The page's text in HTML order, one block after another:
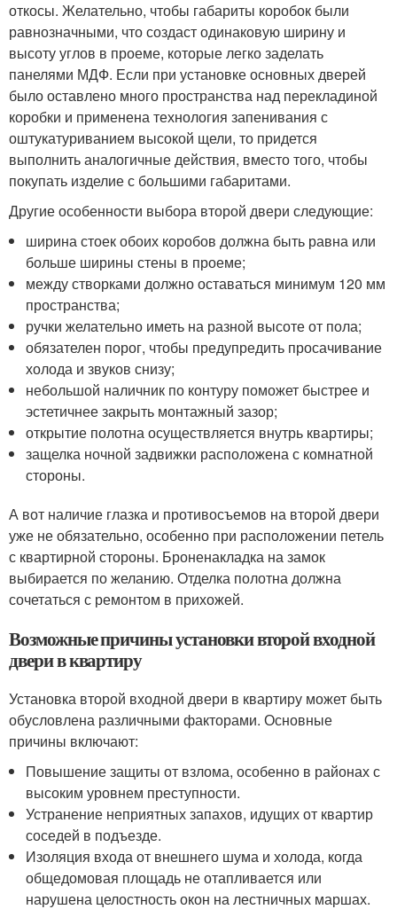
откосы. Желательно, чтобы габариты коробок были
равнозначными, что создаст одинаковую ширину и
высоту углов в проеме, которые легко заделать
панелями МДФ. Если при установке основных дверей
было оставлено много пространства над перекладиной
коробки и применена технология запенивания с
оштукатуриванием высокой щели, то придется
выполнить аналогичные действия, вместо того, чтобы
покупать изделие с большими габаритами.
Другие особенности выбора второй двери следующие:
ширина стоек обоих коробов должна быть равна или
больше ширины стены в проеме;
между створками должно оставаться минимум 120 мм
пространства;
ручки желательно иметь на разной высоте от пола;
обязателен порог, чтобы предупредить просачивание
холода и звуков снизу;
небольшой наличник по контуру поможет быстрее и
эстетичнее закрыть монтажный зазор;
открытие полотна осуществляется внутрь квартиры;
защелка ночной задвижки расположена с комнатной
стороны.
А вот наличие глазка и противосъемов на второй двери
уже не обязательно, особенно при расположении петель
с квартирной стороны. Броненакладка на замок
выбирается по желанию. Отделка полотна должна
сочетаться с ремонтом в прихожей.
Возможные причины установки второй входной
двери в квартиру
Установка второй входной двери в квартиру может быть
обусловлена различными факторами. Основные
причины включают:
Повышение защиты от взлома, особенно в районах с
высоким уровнем преступности.
Устранение неприятных запахов, идущих от квартир
соседей в подъезде.
Изоляция входа от внешнего шума и холода, когда
общедомовая площадь не отапливается или
нарушена целостность окон на лестничных маршах.